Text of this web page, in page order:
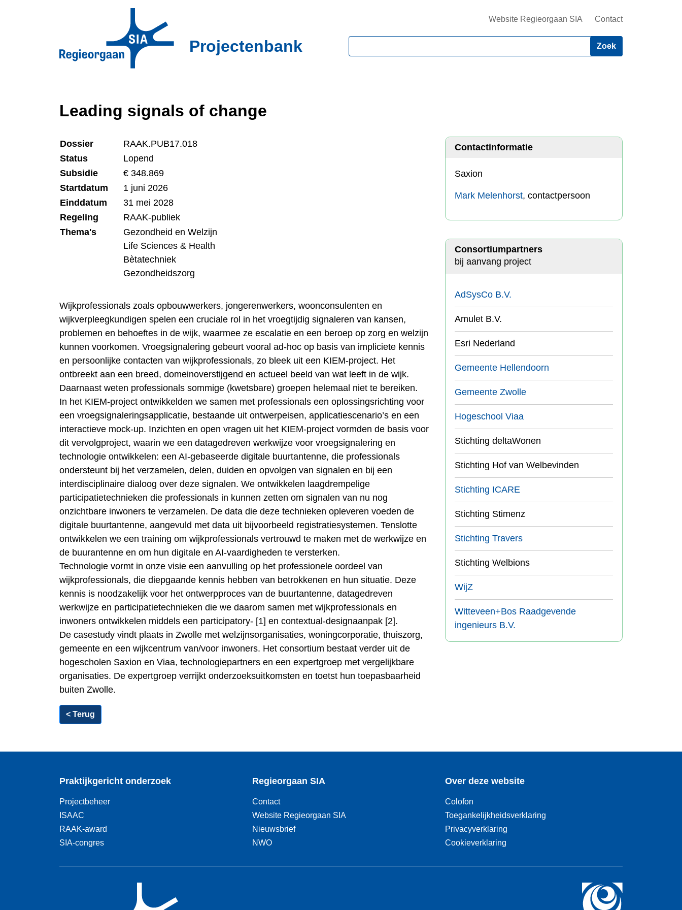
Projectenbank
Website Regieorgaan SIA Contact
Leading signals of change
Dossier
RAAK.PUB17.018
Status
Lopend
Subsidie
€ 348.869
Startdatum
1 juni 2026
Einddatum
31 mei 2028
Regeling
RAAK-publiek
Thema's
Gezondheid en Welzijn
Life Sciences & Health
Bètatechniek
Gezondheidszorg
Wijkprofessionals zoals opbouwwerkers, jongerenwerkers, woonconsulenten en
wijkverpleegkundigen spelen een cruciale rol in het vroegtijdig signaleren van kansen,
problemen en behoeftes in de wijk, waarmee ze escalatie en een beroep op zorg en welzijn
kunnen voorkomen. Vroegsignalering gebeurt vooral ad-hoc op basis van impliciete kennis
en persoonlijke contacten van wijkprofessionals, zo bleek uit een KIEM-project. Het
ontbreekt aan een breed, domeinoverstijgend en actueel beeld van wat leeft in de wijk.
Daarnaast weten professionals sommige (kwetsbare) groepen helemaal niet te bereiken.
In het KIEM-project ontwikkelden we samen met professionals een oplossingsrichting voor
een vroegsignaleringsapplicatie, bestaande uit ontwerpeisen, applicatiescenario’s en een
interactieve mock-up. Inzichten en open vragen uit het KIEM-project vormden de basis voor
dit vervolgproject, waarin we een datagedreven werkwijze voor vroegsignalering en
technologie ontwikkelen: een AI-gebaseerde digitale buurtantenne, die professionals
ondersteunt bij het verzamelen, delen, duiden en opvolgen van signalen en bij een
interdisciplinaire dialoog over deze signalen. We ontwikkelen laagdrempelige
participatietechnieken die professionals in kunnen zetten om signalen van nu nog
onzichtbare inwoners te verzamelen. De data die deze technieken opleveren voeden de
digitale buurtantenne, aangevuld met data uit bijvoorbeeld registratiesystemen. Tenslotte
ontwikkelen we een training om wijkprofessionals vertrouwd te maken met de werkwijze en
de buurantenne en om hun digitale en AI-vaardigheden te versterken.
Technologie vormt in onze visie een aanvulling op het professionele oordeel van
wijkprofessionals, die diepgaande kennis hebben van betrokkenen en hun situatie. Deze
kennis is noodzakelijk voor het ontwerpproces van de buurtantenne, datagedreven
werkwijze en participatietechnieken die we daarom samen met wijkprofessionals en
inwoners ontwikkelen middels een participatory- [1] en contextual-designaanpak [2].
De casestudy vindt plaats in Zwolle met welzijnsorganisaties, woningcorporatie, thuiszorg,
gemeente en een wijkcentrum van/voor inwoners. Het consortium bestaat verder uit de
hogescholen Saxion en Viaa, technologiepartners en een expertgroep met vergelijkbare
organisaties. De expertgroep verrijkt onderzoeksuitkomsten en toetst hun toepasbaarheid
buiten Zwolle.
Contactinformatie
Saxion
Mark Melenhorst, contactpersoon
Consortiumpartners
bij aanvang project
AdSysCo B.V.
Amulet B.V.
Esri Nederland
Gemeente Hellendoorn
Gemeente Zwolle
Hogeschool Viaa
Stichting deltaWonen
Stichting Hof van Welbevinden
Stichting ICARE
Stichting Stimenz
Stichting Travers
Stichting Welbions
WijZ
Witteveen+Bos Raadgevende
ingenieurs B.V.
< Terug
Praktijkgericht onderzoek
Projectbeheer
ISAAC
RAAK-award
SIA-congres
Regieorgaan SIA
Contact
Website Regieorgaan SIA
Nieuwsbrief
NWO
Over deze website
Colofon
Toegankelijkheidsverklaring
Privacyverklaring
Cookieverklaring